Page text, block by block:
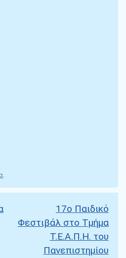
.
άρθρων17ο Παιδικό
Φεστιβάλ στο Τμήμα
Τ.Ε.Α.Π.Η. του
Πανεπιστημίου